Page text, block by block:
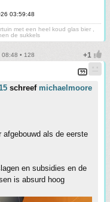
03:59:48
met een heel koud glas bier ,
de sukkels
• 128
schreef michaelmoore
afgebouwd als de eerste
en subsidies en de
is absurd hoog